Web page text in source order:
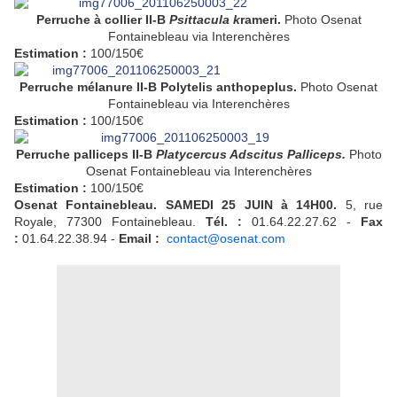
Perruche à collier II-B Psittacula krameri. Photo Osenat
Fontainebleau via Interenchères
Estimation : 100/150€
Perruche mélanure II-B Polytelis anthopeplus. Photo Osenat
Fontainebleau via Interenchères
Estimation : 100/150€
Perruche palliceps II-B Platycercus Adscitus Palliceps. Photo
Osenat Fontainebleau via Interenchères
Estimation : 100/150€
Osenat Fontainebleau. SAMEDI 25 JUINà 14H00. 5, rue
Royale, 77300 Fontainebleau. Tél. : 01.64.22.27.62 - Fax
: 01.64.22.38.94 - Email : contact@osenat.com